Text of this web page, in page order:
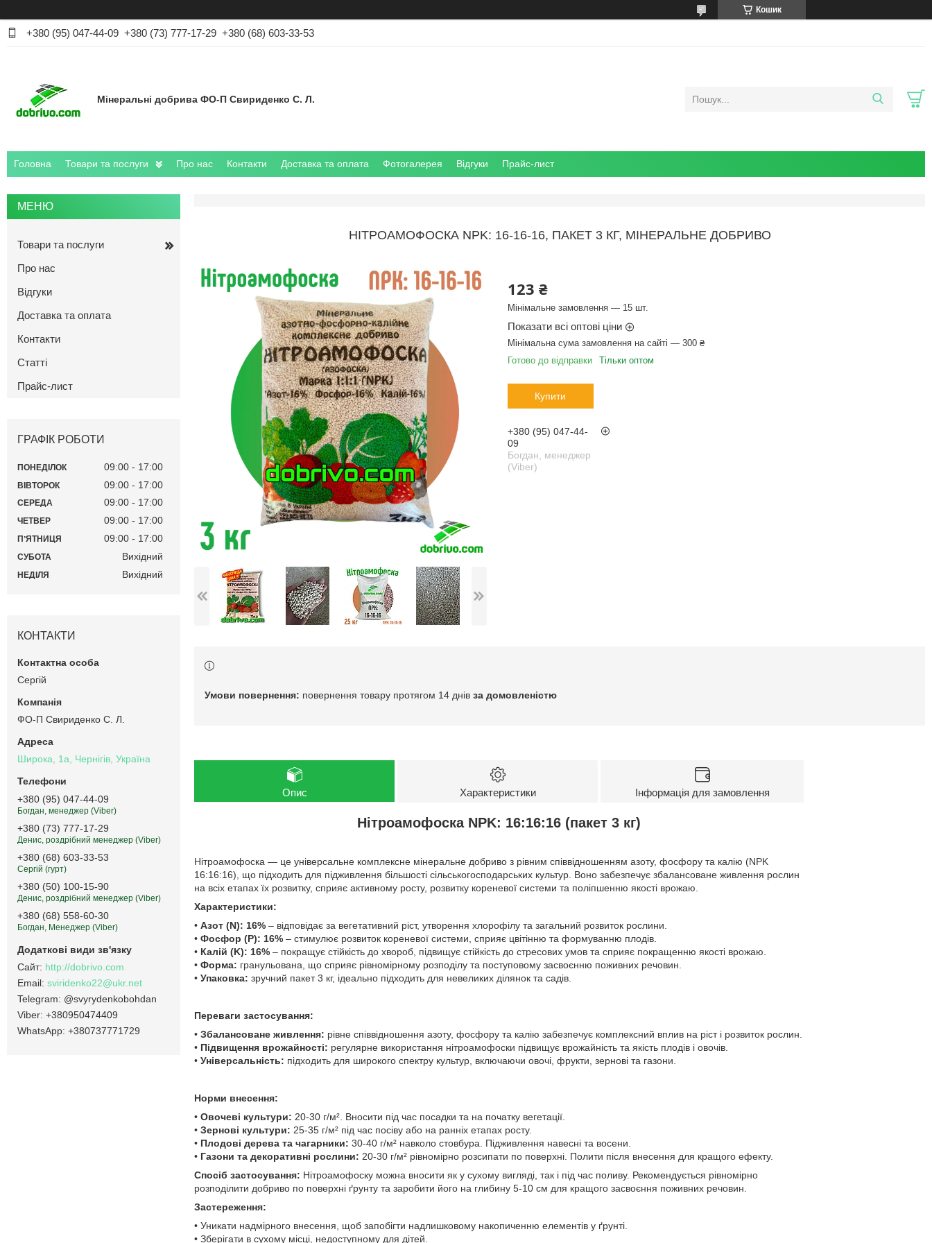
Кошик
+380 (95) 047-44-09 +380 (73) 777-17-29 +380 (68) 603-33-53
Мінеральні добрива ФО-П Свириденко С. Л.
Головна Товари та послуги Про нас Контакти Доставка та оплата Фотогалерея Відгуки Прайс-лист
НІТРОАМОФОСКА NPK: 16-16-16, ПАКЕТ 3 КГ, МІНЕРАЛЬНЕ ДОБРИВО
123 ₴
Мінімальне замовлення — 15 шт.
Показати всі оптові ціни
Мінімальна сума замовлення на сайті — 300 ₴
Готово до відправки
Тільки оптом
Купити
+380 (95) 047-44-
09
Богдан, менеджер
(Viber)
повернення товару протягом 14 днів за домовленістю
Опис Характеристики Інформація для замовлення
Нітроамофоска NPK: 16:16:16 (пакет 3 кг)
Нітроамофоска — це універсальне комплексне мінеральне добриво з рівним співвідношенням азоту, фосфору та калію (NPK
16:16:16), що підходить для підживлення більшості сільськогосподарських культур. Воно забезпечує збалансоване живлення рослин
на всіх етапах їх розвитку, сприяє активному росту, розвитку кореневої системи та поліпшенню якості врожаю.
Характеристики:
• Азот (N): 16% – відповідає за вегетативний ріст, утворення хлорофілу та загальний розвиток рослини.
• Фосфор (P): 16% – стимулює розвиток кореневої системи, сприяє цвітінню та формуванню плодів.
• Калій (K): 16% – покращує стійкість до хвороб, підвищує стійкість до стресових умов та сприяє покращенню якості врожаю.
• Форма: гранульована, що сприяє рівномірному розподілу та поступовому засвоєнню поживних речовин.
• Упаковка: зручний пакет 3 кг, ідеально підходить для невеликих ділянок та садів.
Переваги застосування:
• Збалансоване живлення: рівне співвідношення азоту, фосфору та калію забезпечує комплексний вплив на ріст і розвиток рослин.
• Підвищення врожайності: регулярне використання нітроамофоски підвищує врожайність та якість плодів і овочів.
• Універсальність: підходить для широкого спектру культур, включаючи овочі, фрукти, зернові та газони.
Норми внесення:
• Овочеві культури: 20-30 г/м². Вносити під час посадки та на початку вегетації.
• Зернові культури: 25-35 г/м² під час посіву або на ранніх етапах росту.
• Плодові дерева та чагарники: 30-40 г/м² навколо стовбура. Підживлення навесні та восени.
• Газони та декоративні рослини: 20-30 г/м² рівномірно розсипати по поверхні. Полити після внесення для кращого ефекту.
Спосіб застосування: Нітроамофоску можна вносити як у сухому вигляді, так і під час поливу. Рекомендується рівномірно
розподілити добриво по поверхні ґрунту та заробити його на глибину 5-10 см для кращого засвоєння поживних речовин.
Застереження:
• Уникати надмірного внесення, щоб запобігти надлишковому накопиченню елементів у ґрунті.
• Зберігати в сухому місці, недоступному для дітей.
Товари та послуги
Про нас
Відгуки
Доставка та оплата
Контакти
Статті
Прайс-лист
ГРАФІК РОБОТИ
ПОНЕДІЛОК 09:00 17:00
ВІВТОРОК 09:00 17:00
СЕРЕДА 09:00 17:00
ЧЕТВЕР 09:00 17:00
ПʼЯТНИЦЯ 09:00 17:00
СУБОТА Вихідний
НЕДІЛЯ Вихідний
КОНТАКТИ
Сергій
ФО-П Свириденко С. Л.
Широка, 1а, Чернігів, Україна
+380 (95) 047-44-09
Богдан, менеджер (Viber)
+380 (73) 777-17-29
Денис, роздрібний менеджер (Viber)
+380 (68) 603-33-53
Сергій (гурт)
+380 (50) 100-15-90
Денис, роздрібний менеджер (Viber)
+380 (68) 558-60-30
Богдан, Менеджер (Viber)
http://dobrivo.com
sviridenko22@ukr.net
@svyrydenkobohdan
+380950474409
+380737771729